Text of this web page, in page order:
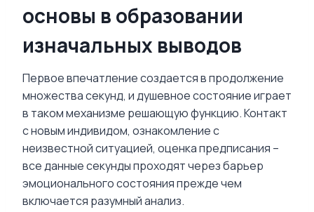
основы в образовании
изначальных выводов
Первое впечатление создается в продолжение
множества секунд, и душевное состояние играет
в таком механизме решающую функцию. Контакт
с новым индивидом, ознакомление с
неизвестной ситуацией, оценка предписания –
все данные секунды проходят через барьер
эмоционального состояния прежде чем
включается разумный анализ.